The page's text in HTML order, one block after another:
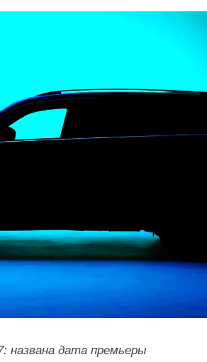
названа дата премьеры